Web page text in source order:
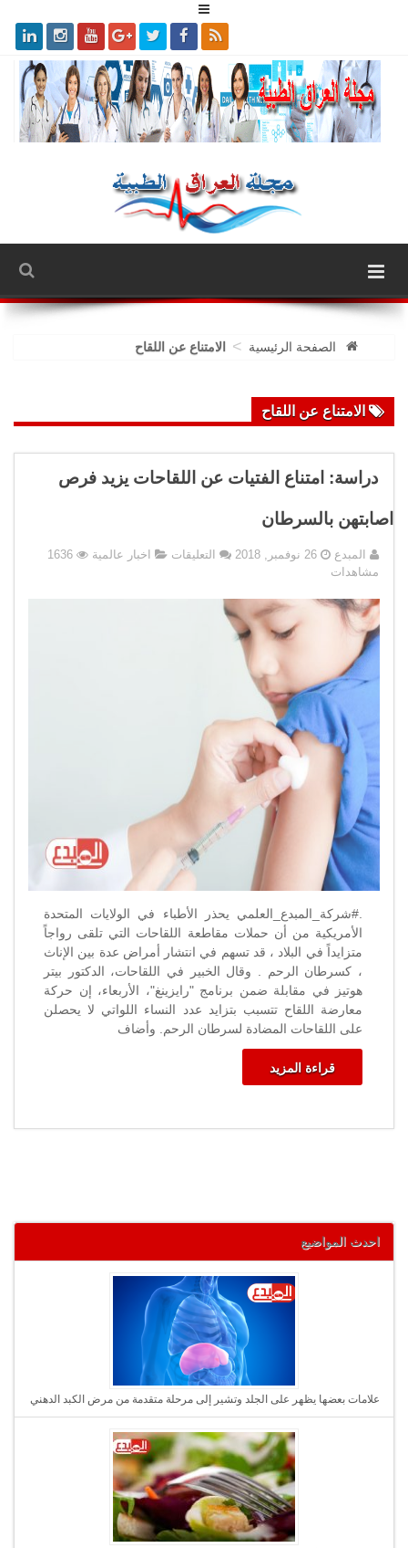
الصفحة الرئيسية > الامتناع عن اللقاح
الامتناع عن اللقاح
دراسة: امتناع الفتيات عن اللقاحات يزيد فرص
اصابتهن بالسرطان
المبدع 26 نوفمبر, 2018 التعليقات علىاخبار عالمية
1636
مشاهدات
.#شركة_المبدع_العلمي يحذر الأطباء في الولايات المتحدة
الأمريكية من أن حملات مقاطعة اللقاحات التي تلقى رواجاً
متزايداً في البلاد ، قد تسهم في انتشار أمراض عدة بين الإناث
، كسرطان الرحم . وقال الخبير في اللقاحات، الدكتور بيتر
هوتيز في مقابلة ضمن برنامج "رايزينغ"، الأربعاء، إن حركة
معارضة اللقاح تتسبب بتزايد عدد النساء اللواتي لا يحصلن
على اللقاحات المضادة لسرطان الرحم. وأضاف
قراءة المزيد
احدث المواضيع
علامات بعضها يظهر على الجلد وتشير إلى مرحلة متقدمة من مرض الكبد الدهني